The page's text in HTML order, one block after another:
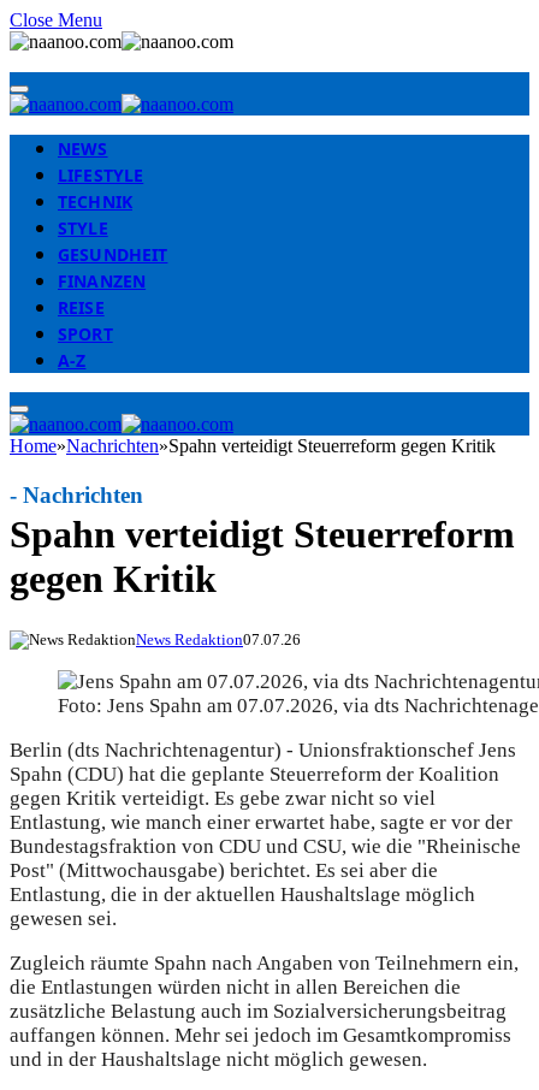
Close Menu
NEWS
LIFESTYLE
TECHNIK
STYLE
GESUNDHEIT
FINANZEN
REISE
SPORT
A-Z
Home»Nachrichten»Spahn verteidigt Steuerreform gegen Kritik
Spahn verteidigt Steuerreform
gegen Kritik
- Nachrichten
News Redaktion07.07.26
Foto: Jens Spahn am 07.07.2026, via dts
Berlin (dts Nachrichtenagentur) - Unionsfraktionschef Jens
Spahn (CDU) hat die geplante Steuerreform der Koalition
gegen Kritik verteidigt. Es gebe zwar nicht so viel
Entlastung, wie manch einer erwartet habe, sagte er vor der
Bundestagsfraktion von CDU und CSU, wie die "Rheinische
Post" (Mittwochausgabe) berichtet. Es sei aber die
Entlastung, die in der aktuellen Haushaltslage möglich
gewesen sei.
Zugleich räumte Spahn nach Angaben von Teilnehmern ein,
die Entlastungen würden nicht in allen Bereichen die
zusätzliche Belastung auch im Sozialversicherungsbeitrag
auffangen können. Mehr sei jedoch im Gesamtkompromiss
und in der Haushaltslage nicht möglich gewesen.